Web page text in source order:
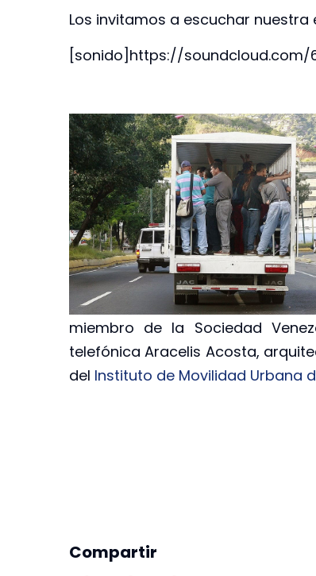
Los invitamos a escuchar nuestra
[sonido]https://
miembro de la Sociedad
telefónica Aracelis Acosta,
del Instituto de Movilidad Urbana
Compartir